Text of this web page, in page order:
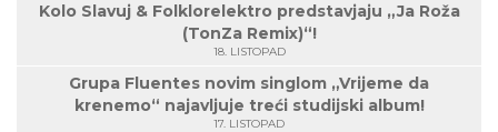
Kolo Slavuj & Folklorelektro predstavjaju „Ja Roža
(TonZa Remix)“!
18. LISTOPAD
Grupa Fluentes novim singlom „Vrijeme da
krenemo“ najavljuje treći studijski album!
17. LISTOPAD